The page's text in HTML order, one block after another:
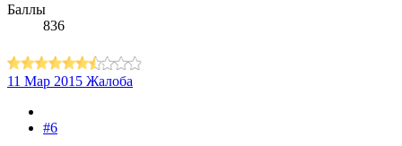
Баллы
836
11 Мар 2015 Жалоба
#6